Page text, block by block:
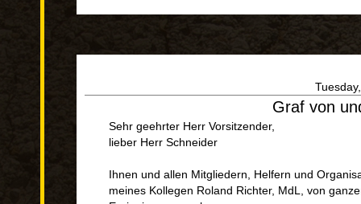
Graf von
Sehr geehrter Herr Vorsitzender,
lieber Herr Schneider
Ihnen und allen Mitgliedern, Helfern und
meines Kollegen Roland Richter, MdL, von